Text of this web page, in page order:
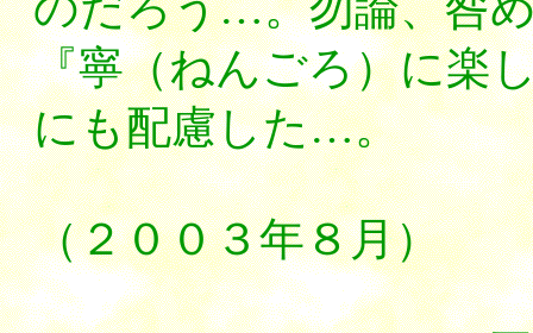
『寧（ねんごろ）に楽
にも配慮した…。
（２００３年８月）